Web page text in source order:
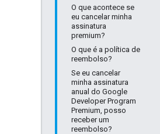
O que acontece se
eu cancelar minha
assinatura
premium?
O que é a política de
reembolso?
Se eu cancelar
minha assinatura
anual do Google
Developer Program
Premium, posso
receber um
reembolso?